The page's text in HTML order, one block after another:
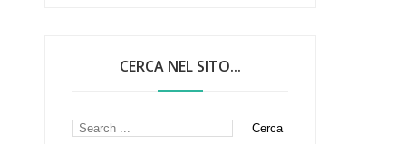
CERCA NEL SITO...